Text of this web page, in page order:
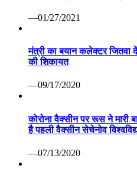
—01/27/2021
मंत्री का बयान कलेक्टर जितवा
की शिकायत
—09/17/2020
कोरोना वैक्सीन पर रूस ने
है पहली वैक्सीन सेचेनोव
—07/13/2020